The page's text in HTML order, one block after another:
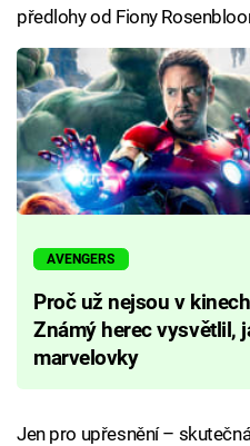
předlohy od Fiony
AVENGERS
Proč už nejsou v
Známý herec vysvětlil,
marvelovky
Jen pro upřesnění –